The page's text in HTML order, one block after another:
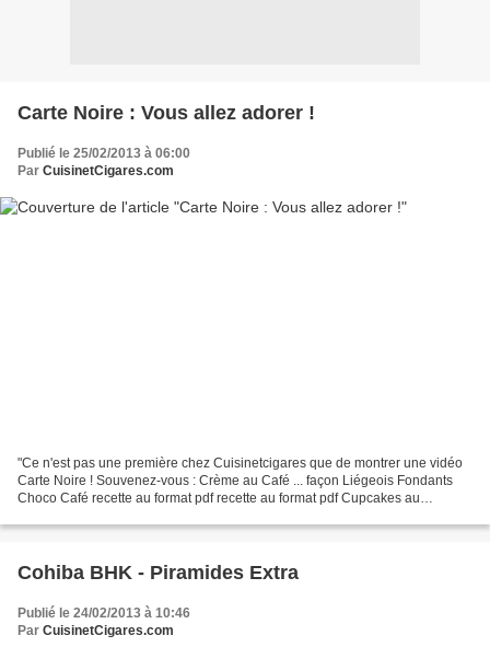
Carte Noire : Vous allez adorer !
Publié le 25/02/2013 à 06:00
Par CuisinetCigares.com
"Ce n'est pas une première chez Cuisinetcigares que de montrer une vidéo
Carte Noire ! Souvenez-vous : Crème au Café ... façon Liégeois Fondants
Choco Café recette au format pdf recette au format pdf Cupcakes au
Cohiba BHK - Piramides Extra
Publié le 24/02/2013 à 10:46
Par CuisinetCigares.com